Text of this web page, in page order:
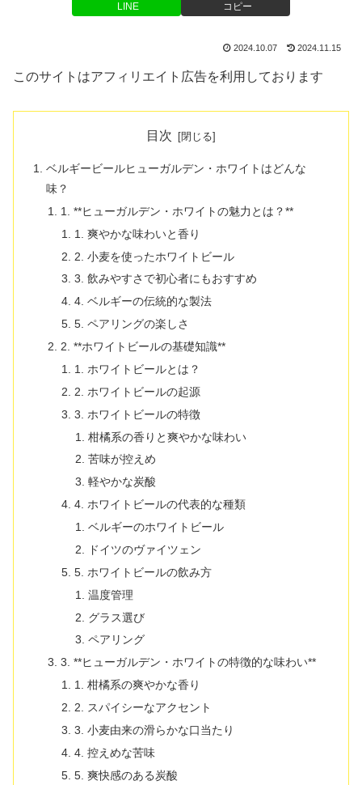
LINE コピー
2024.10.07 2024.11.15
このサイトはアフィリエイト広告を利用しております
目次
ベルギービールヒューガルデン・ホワイトはどんな
味？
1. **ヒューガルデン・ホワイトの魅力とは？**
1. 爽やかな味わいと香り
2. 小麦を使ったホワイトビール
3. 飲みやすさで初心者にもおすすめ
4. ベルギーの伝統的な製法
5. ペアリングの楽しさ
2. **ホワイトビールの基礎知識**
1. ホワイトビールとは？
2. ホワイトビールの起源
3. ホワイトビールの特徴
柑橘系の香りと爽やかな味わい
苦味が控えめ
軽やかな炭酸
4. ホワイトビールの代表的な種類
ベルギーのホワイトビール
ドイツのヴァイツェン
5. ホワイトビールの飲み方
温度管理
グラス選び
ペアリング
3. **ヒューガルデン・ホワイトの特徴的な味わい**
1. 柑橘系の爽やかな香り
2. スパイシーなアクセント
3. 小麦由来の滑らかな口当たり
4. 控えめな苦味
5. 爽快感のある炭酸